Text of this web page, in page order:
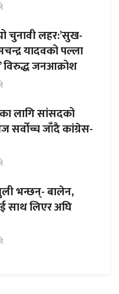
चुनावी लहर:’सुख-
यादवको पल्ला
विरुद्ध जनआक्रोश
लागि सांसदको
सर्वोच्च जाँदै कांग्रेस-
भन्छन्- बालेन,
साथ लिएर अघि